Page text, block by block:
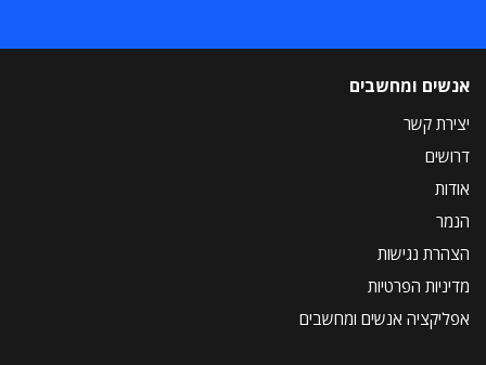
אנשים ומחשבים
יצירת קשר
דרושים
אודות
הנמר
הצהרת נגישות
מדיניות הפרטיות
אפליקציה אנשים ומחשבים